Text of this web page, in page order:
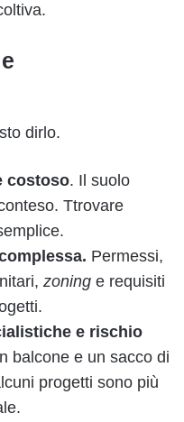
dirlo.
costoso. Il suolo
Ttrovare
Permessi,
zoning e requisiti
e rischio
balcone e un sacco di
progetti sono più